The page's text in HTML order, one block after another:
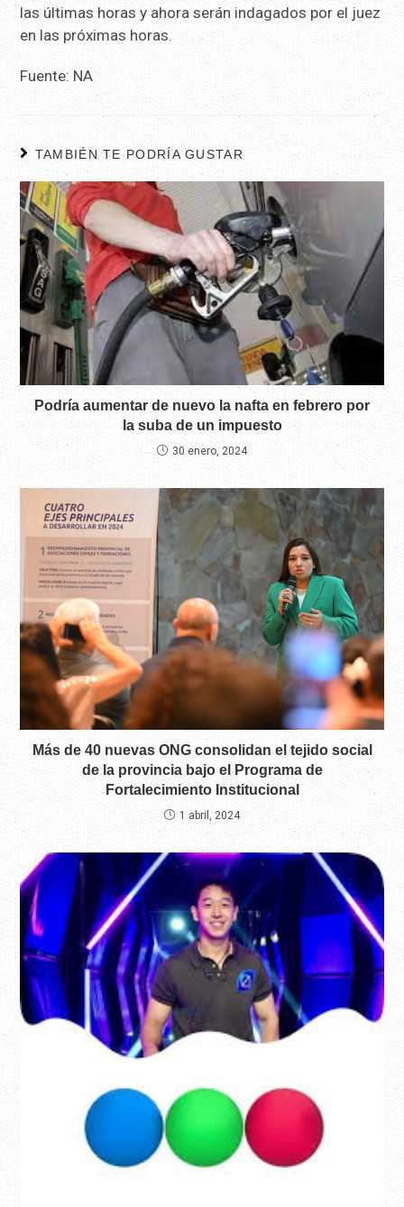
las últimas horas y ahora serán indagados por el juez
en las próximas horas.
Fuente: NA
TAMBIÉN TE PODRÍA GUSTAR
Podría aumentar de nuevo la nafta en febrero por
la suba de un impuesto
30 enero, 2024
Más de 40 nuevas ONG consolidan el tejido social
de la provincia bajo el Programa de
Fortalecimiento Institucional
1 abril, 2024